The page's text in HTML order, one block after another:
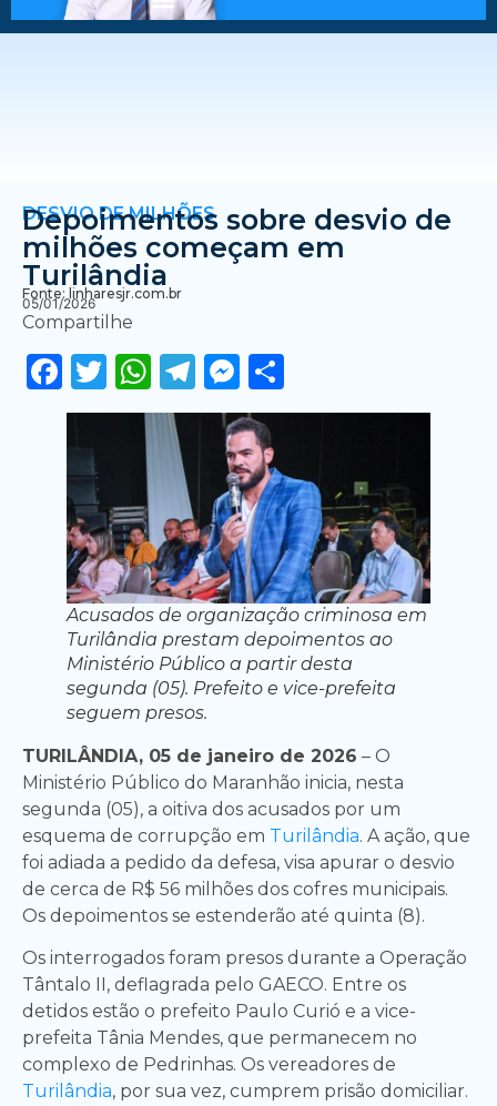
DESVIO DE MILHÕES
Depoimentos sobre desvio de
milhões começam em
Turilândia
Fonte: linharesjr.com.br
05/01/2026
Compartilhe
Facebook
Twitter
WhatsApp
Telegram
Messenger
Acusados de organização criminosa em
Turilândia prestam depoimentos ao
Ministério Público a partir desta
segunda (05). Prefeito e vice-prefeita
seguem presos.
TURILÂNDIA, 05 de janeiro de 2026 – O
Ministério Público do Maranhão inicia, nesta
segunda (05), a oitiva dos acusados por um
esquema de corrupção em Turilândia. A ação, que
foi adiada a pedido da defesa, visa apurar o desvio
de cerca de R$ 56 milhões dos cofres municipais.
Os depoimentos se estenderão até quinta (8).
Os interrogados foram presos durante a Operação
Tântalo II, deflagrada pelo GAECO. Entre os
detidos estão o prefeito Paulo Curió e a vice-
prefeita Tânia Mendes, que permanecem no
complexo de Pedrinhas. Os vereadores de
Turilândia, por sua vez, cumprem prisão domiciliar.